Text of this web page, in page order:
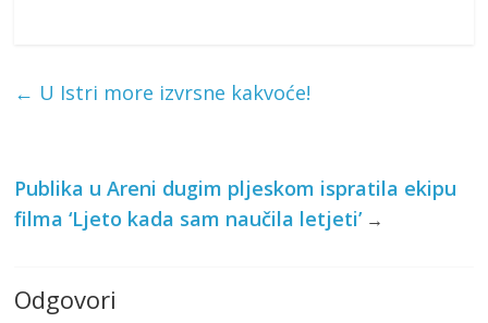
← U Istri more izvrsne kakvoće!
Publika u Areni dugim pljeskom ispratila ekipu
filma ‘Ljeto kada sam naučila letjeti’ →
Odgovori